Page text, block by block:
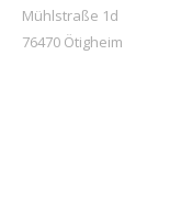
Mühlstraße 1d
76470 Ötigheim